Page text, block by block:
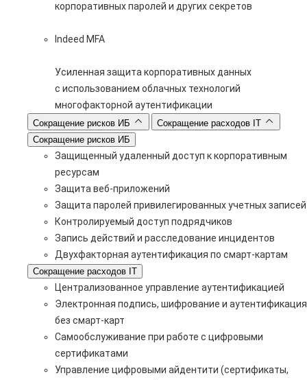
корпоративных паролей и других секретов
Indeed MFA
Усиленная защита корпоративных данных
с использованием облачных технологий
многофакторной аутентификации
Сокращение рисков ИБ
Сокращение расходов IT
Сокращение рисков ИБ
Защищенный удаленный доступ к корпоративным
ресурсам
Защита веб-приложений
Защита паролей привилегированных учетных записей
Контролируемый доступ подрядчиков
Запись действий и расследование инцидентов
Двухфакторная аутентификация по смарт-картам
Сокращение расходов IT
Централизованное управление аутентификацией
Электронная подпись, шифрование и аутентификация
без смарт-карт
Самообслуживание при работе с цифровыми
сертификатами
Управление цифровыми айдентити (сертификаты,